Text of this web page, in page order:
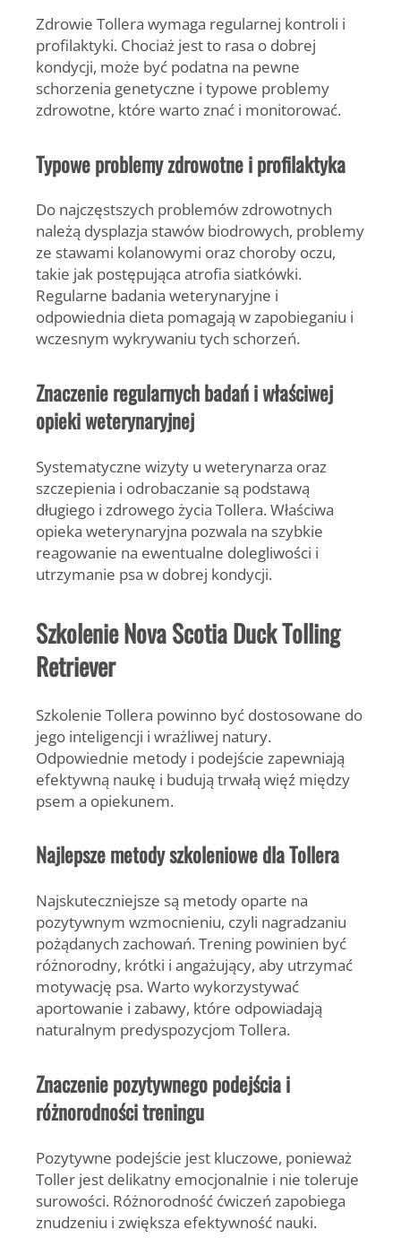
Zdrowie Tollera wymaga regularnej kontroli i
profilaktyki. Chociaż jest to rasa o dobrej
kondycji, może być podatna na pewne
schorzenia genetyczne i typowe problemy
zdrowotne, które warto znać i monitorować.
Typowe problemy zdrowotne i profilaktyka
Do najczęstszych problemów zdrowotnych
należą dysplazja stawów biodrowych, problemy
ze stawami kolanowymi oraz choroby oczu,
takie jak postępująca atrofia siatkówki.
Regularne badania weterynaryjne i
odpowiednia dieta pomagają w zapobieganiu i
wczesnym wykrywaniu tych schorzeń.
Znaczenie regularnych badań i właściwej
opieki weterynaryjnej
Systematyczne wizyty u weterynarza oraz
szczepienia i odrobaczanie są podstawą
długiego i zdrowego życia Tollera. Właściwa
opieka weterynaryjna pozwala na szybkie
reagowanie na ewentualne dolegliwości i
utrzymanie psa w dobrej kondycji.
Szkolenie Nova Scotia Duck Tolling
Retriever
Szkolenie Tollera powinno być dostosowane do
jego inteligencji i wrażliwej natury.
Odpowiednie metody i podejście zapewniają
efektywną naukę i budują trwałą więź między
psem a opiekunem.
Najlepsze metody szkoleniowe dla Tollera
Najskuteczniejsze są metody oparte na
pozytywnym wzmocnieniu, czyli nagradzaniu
pożądanych zachowań. Trening powinien być
różnorodny, krótki i angażujący, aby utrzymać
motywację psa. Warto wykorzystywać
aportowanie i zabawy, które odpowiadają
naturalnym predyspozycjom Tollera.
Znaczenie pozytywnego podejścia i
różnorodności treningu
Pozytywne podejście jest kluczowe, ponieważ
Toller jest delikatny emocjonalnie i nie toleruje
surowości. Różnorodność ćwiczeń zapobiega
znudzeniu i zwiększa efektywność nauki.